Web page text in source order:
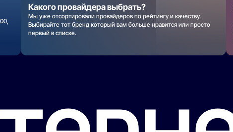
Какого провайдера выбрать?
Мы уже отсортировали провайдеров по рейтингу и качеству.
Выбирайте тот бренд который вам больше нравится или просто
первый в списке.